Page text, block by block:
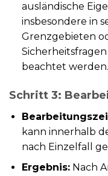
ausländische
insbesondere in
Grenzgebieten
beachtet werden.
Schritt 3:
kann innerhalb
nach Einzelfall
Ergebnis:Nach